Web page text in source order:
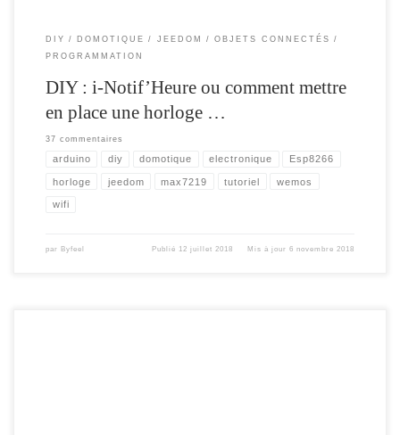
DIY DOMOTIQUE JEEDOM
OBJETS CONNECTÉS
PROGRAMMATION
DIY : i-Notif’Heure ou comment mettre
en place une horloge …
37 commentaires
arduino diy domotique electronique Esp8266
horloge jeedom max7219 tutoriel wemos
wifi
par Byfeel Publié 12 juillet 2018 Mis à jour6 novembre 2018